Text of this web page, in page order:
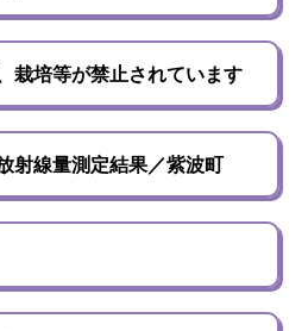
栽培等が禁止されています
射線量測定結果／紫波町